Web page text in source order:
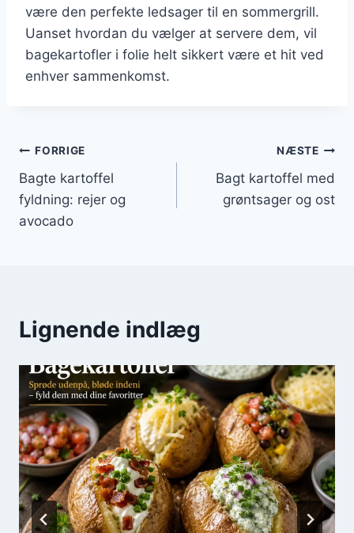
være den perfekte ledsager til en sommergrill.
Uanset hvordan du vælger at servere dem, vil
bagekartofler i folie helt sikkert være et hit ved
enhver sammenkomst.
Indlægsnavigation
FORRIGE
Bagte kartoffel
fyldning: rejer og
avocado
NÆSTE
Bagt kartoffel med
grøntsager og ost
Lignende indlæg